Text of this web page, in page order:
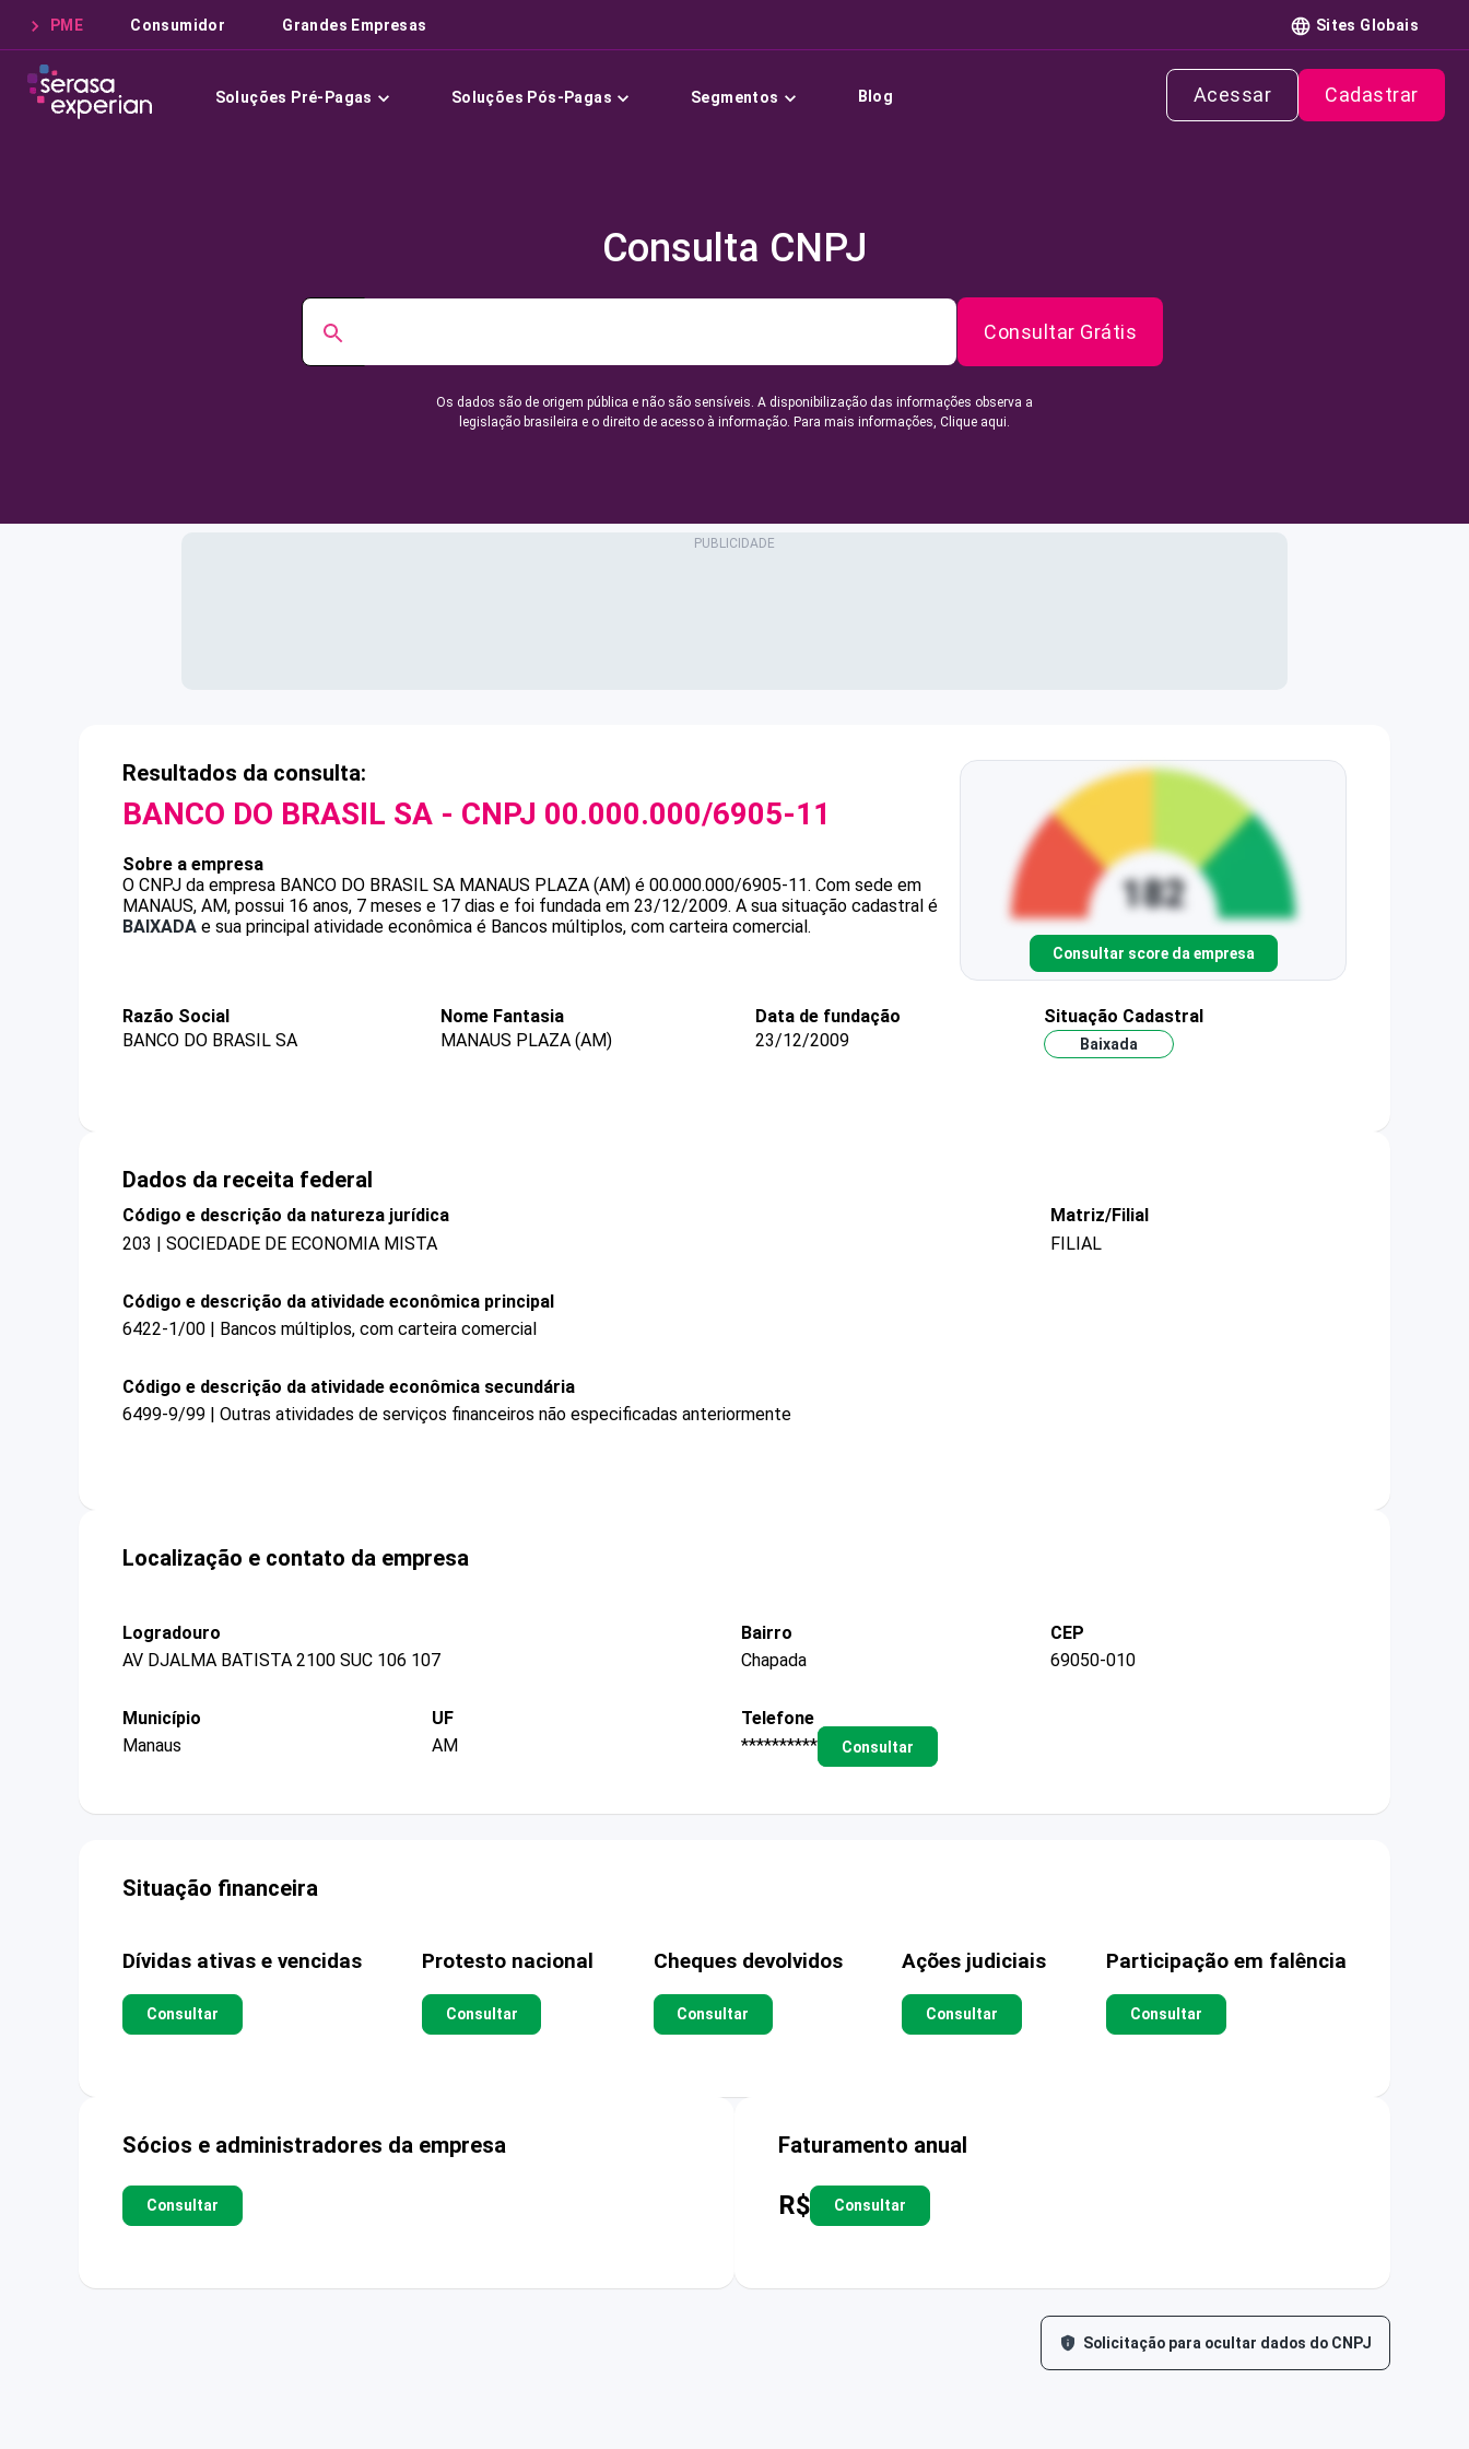
PME Consumidor Grandes Empresas Sites Globais
Soluções Pré-Pagas Soluções Pós-Pagas Segmentos Blog Acessar Cadastrar
Consulta CNPJ
Consultar Grátis
Os dados são de origem pública e não são sensíveis. A disponibilização das informações observa a
legislação brasileira e o direito de acesso à informação. Para mais informações, Clique aqui.
Resultados da consulta:
BANCO DO BRASIL SA - CNPJ 00.000.000/6905-11
Sobre a empresa
O CNPJ da empresa BANCO DO BRASIL SA MANAUS PLAZA (AM) é 00.000.000/6905-11. Com sede em
MANAUS, AM, possui 16 anos, 7 meses e 17 dias e foi fundada em 23/12/2009. A sua situação cadastral é
BAIXADA e sua principal atividade econômica é Bancos múltiplos, com carteira comercial.
Consultar score da empresa
Razão Social
BANCO DO BRASIL SA
Nome Fantasia
MANAUS PLAZA (AM)
Data de fundação
23/12/2009
Situação Cadastral
Baixada
Dados da receita federal
Código e descrição da natureza jurídica
203 | SOCIEDADE DE ECONOMIA MISTA
Matriz/Filial
FILIAL
Código e descrição da atividade econômica principal
6422-1/00 | Bancos múltiplos, com carteira comercial
Código e descrição da atividade econômica secundária
6499-9/99 | Outras atividades de serviços financeiros não especificadas anteriormente
Localização e contato da empresa
Logradouro
AV DJALMA BATISTA 2100 SUC 106 107
Bairro
Chapada
CEP
69050-010
Município
Manaus
UF
AM
Telefone
**********
Consultar
Situação financeira
Dívidas ativas e vencidas
Consultar
Protesto nacional
Consultar
Cheques devolvidos
Consultar
Ações judiciais
Consultar
Participação em falência
Consultar
Sócios e administradores da empresa
Consultar
Faturamento anual
R$ Consultar
Solicitação para ocultar dados do CNPJ